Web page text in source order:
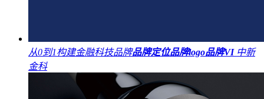
从0到1构建金融科技品牌品牌定位品牌logo品牌VI 中新
金科